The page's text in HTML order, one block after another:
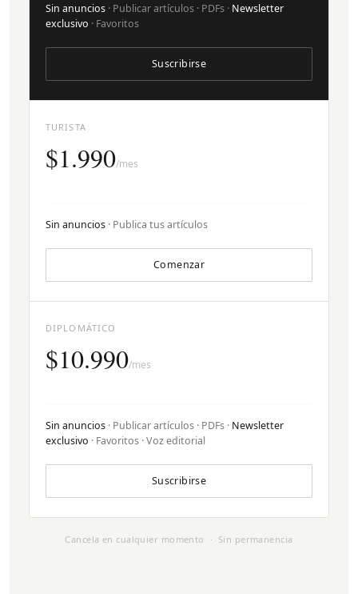
TURISTA
$1.990/mes
Sin anuncios · Publica tus artículos
Comenzar
Sin anuncios · Publicar artículos · PDFs · Newsletter
exclusivo · Favoritos
Suscribirse
DIPLOMÁTICO
$10.990/mes
Sin anuncios · Publicar artículos · PDFs · Newsletter
exclusivo · Favoritos · Voz editorial
Suscribirse
Cancela en cualquier momento · Sin permanencia